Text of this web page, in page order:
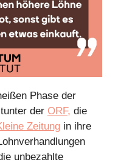
Phase der
der ORF, die
Zeitung in ihre
unbezahlte